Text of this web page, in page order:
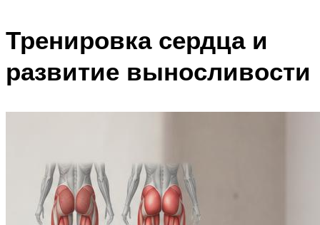
Тренировка сердца и
развитие выносливости